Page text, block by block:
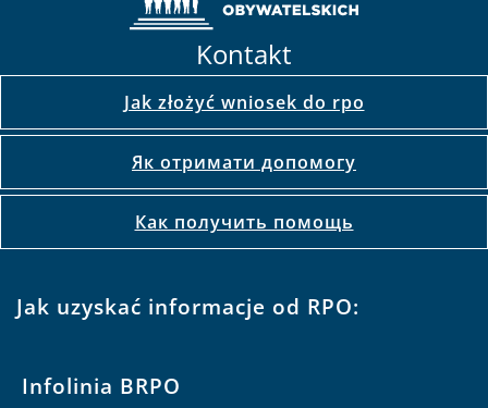
Kontakt
Jak złożyć wniosek do rpo
Як отримати допомогу
Как получить помощь
Jak uzyskać informacje od RPO:
Infolinia BRPO